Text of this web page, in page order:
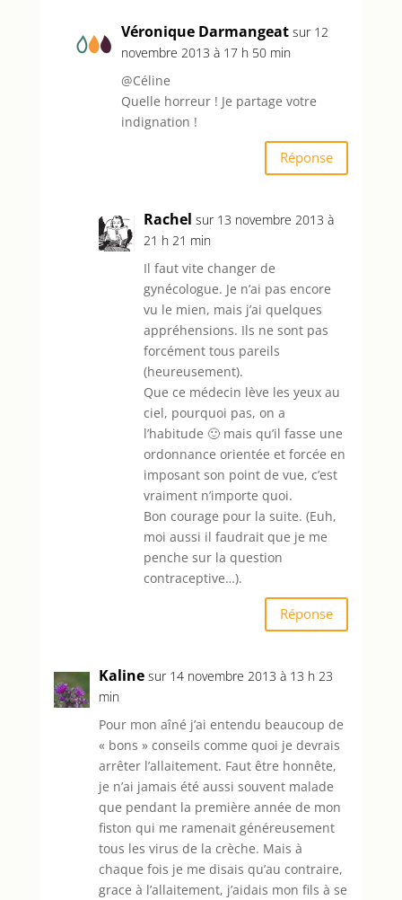
Véronique Darmangeat sur 12
novembre 2013 à 17 h 50 min
@Céline
Quelle horreur ! Je partage votre
indignation !
Réponse
Rachel sur 13 novembre 2013 à
21 h 21 min
Il faut vite changer de
gynécologue. Je n’ai pas encore
vu le mien, mais j’ai quelques
appréhensions. Ils ne sont pas
forcément tous pareils
(heureusement).
Que ce médecin lève les yeux au
ciel, pourquoi pas, on a
l’habitude 🙂 mais qu’il fasse une
ordonnance orientée et forcée en
imposant son point de vue, c’est
vraiment n’importe quoi.
Bon courage pour la suite. (Euh,
moi aussi il faudrait que je me
penche sur la question
contraceptive…).
Réponse
Kaline sur 14 novembre 2013 à 13 h 23
min
Pour mon aîné j’ai entendu beaucoup de
« bons » conseils comme quoi je devrais
arrêter l’allaitement. Faut être honnête,
je n’ai jamais été aussi souvent malade
que pendant la première année de mon
fiston qui me ramenait généreusement
tous les virus de la crèche. Mais à
chaque fois je me disais qu’au contraire,
grace à l’allaitement, j’aidais mon fils à se